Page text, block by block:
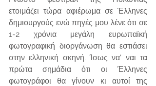
ετοιμάζει τώρα αφιέρωμα σε Έλληνες
δημιουργούς ενώ πηγές μου λένε ότι σε
1-2 χρόνια μεγάλη ευρωπαϊκή
φωτογραφική διοργάνωση θα εστιάσει
στην ελληνική σκηνή. Ίσως να' ναι τα
πρώτα σημάδια ότι οι Έλληνες
φωτογράφοι θα γίνουν κι αυτοί της